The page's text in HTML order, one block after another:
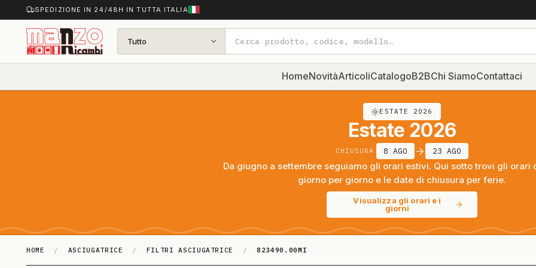
SPEDIZIONE IN 24/48H IN TUTTA ITALIA
Tutto
HomeNovitàArticoliCatalogoB2BChi SiamoContattaci
ESTATE 2026
Estate 2026
CHIUSURA 8 AGO 23 AGO
Da giugno a settembre seguiamo gli orari estivi. Qui sotto trovi gli orari
giorno per giorno e le date di chiusura per ferie.
Visualizza gli orari e i
giorni
HOME / ASCIUGATRICE / FILTRI ASCIUGATRICE / 823490.00MI